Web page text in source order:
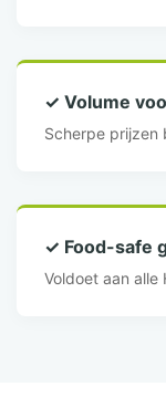
✓ Volume
Scherpe prijzen
✓ Food-safe
Voldoet aan alle